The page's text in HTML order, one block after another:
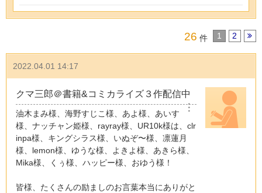
26 件 1 2
2022.04.01 14:17
クマ三郎＠書籍&コミカライズ３作配信中
︙
油木まみ様、海野すじこ様、あよ様、あいす
様、ナッチャン姫様、rayray様、UR10k様は、clr
inpa様、キングシラス様、いぬぞ〜様、凛蓮月
様、lemon様、ゆうな様、よきよ様、あきら様、
Mika様、くぅ様、ハッピー様、おゆう様！
皆様、たくさんの励ましのお言葉本当にありがと